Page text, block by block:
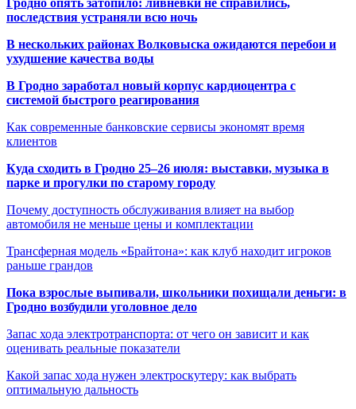
Гродно опять затопило: ливневки не справились,
последствия устраняли всю ночь
В нескольких районах Волковыска ожидаются перебои и
ухудшение качества воды
В Гродно заработал новый корпус кардиоцентра с
системой быстрого реагирования
Как современные банковские сервисы экономят время
клиентов
Куда сходить в Гродно 25–26 июля: выставки, музыка в
парке и прогулки по старому городу
Почему доступность обслуживания влияет на выбор
автомобиля не меньше цены и комплектации
Трансферная модель «Брайтона»: как клуб находит игроков
раньше грандов
Пока взрослые выпивали, школьники похищали деньги: в
Гродно возбудили уголовное дело
Запас хода электротранспорта: от чего он зависит и как
оценивать реальные показатели
Какой запас хода нужен электроскутеру: как выбрать
оптимальную дальность